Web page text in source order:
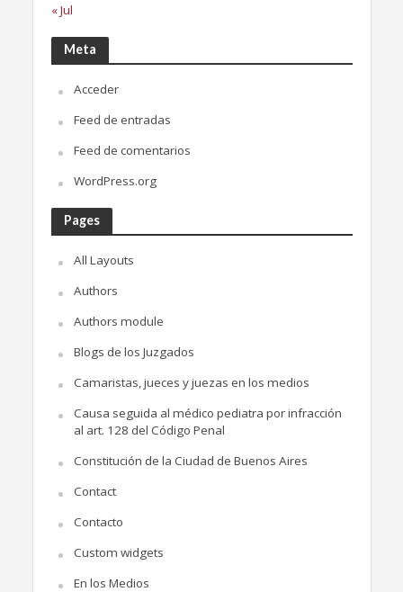
« Jul
Meta
Acceder
Feed de entradas
Feed de comentarios
WordPress.org
Pages
All Layouts
Authors
Authors module
Blogs de los Juzgados
Camaristas, jueces y juezas en los medios
Causa seguida al médico pediatra por infracción
al art. 128 del Código Penal
Constitución de la Ciudad de Buenos Aires
Contact
Contacto
Custom widgets
En los Medios